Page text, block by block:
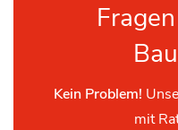
Kein Problem!
mit